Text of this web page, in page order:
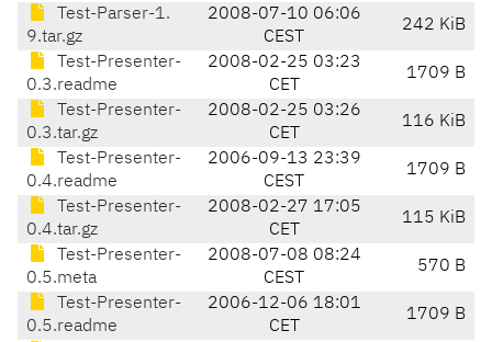
Test-Parser-1.
9.tar.gz
2008-07-10 06:06
CEST
242 KiB
Test-Presenter-
0.3.readme
2008-02-25 03:23
CET
1709 B
Test-Presenter-
0.3.tar.gz
2008-02-25 03:26
CET
116 KiB
Test-Presenter-
0.4.readme
2006-09-13 23:39
CEST
1709 B
Test-Presenter-
0.4.tar.gz
2008-02-27 17:05
CET
115 KiB
Test-Presenter-
0.5.meta
2008-07-08 08:24
CEST
570 B
Test-Presenter-
0.5.readme
2006-12-06 18:01
CET
1709 B